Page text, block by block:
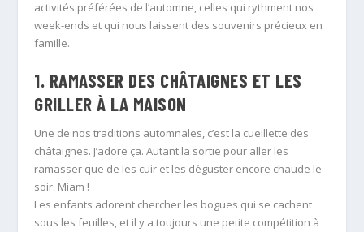
activités préférées de l’automne, celles qui rythment nos
week-ends et qui nous laissent des souvenirs précieux en
famille.
1. RAMASSER DES CHÂTAIGNES ET LES
GRILLER À LA MAISON
Une de nos traditions automnales, c’est la cueillette des
châtaignes. J’adore ça. Autant la sortie pour aller les
ramasser que de les cuir et les déguster encore chaude le
soir. Miam !
Les enfants adorent chercher les bogues qui se cachent
sous les feuilles, et il y a toujours une petite compétition à